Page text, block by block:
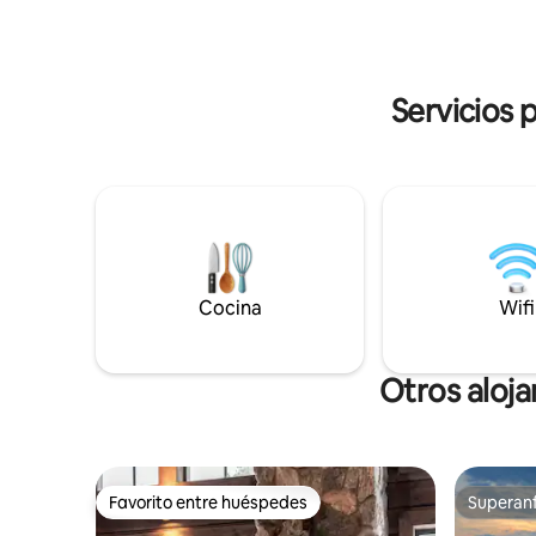
Servicios
Cocina Wifi
Otros
Favorito entre huéspedes
Favorito entre huéspedes